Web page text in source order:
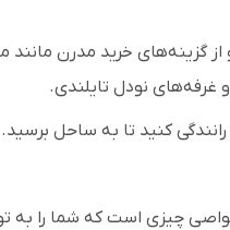
خرید مدرن مانند
غرفه‌های نودل تایلندی.
غواصی چیزی است که شما را